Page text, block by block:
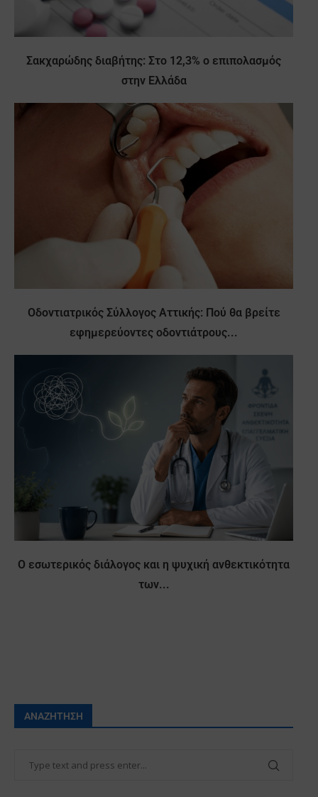
Σακχαρώδης διαβήτης: Στο 12,3% ο επιπολασμός
στην Ελλάδα
Οδοντιατρικός Σύλλογος Αττικής: Πού θα βρείτε
εφημερεύοντες οδοντιάτρους...
Ο εσωτερικός διάλογος και η ψυχική ανθεκτικότητα
των...
ΑΝΑΖΉΤΗΣΗ